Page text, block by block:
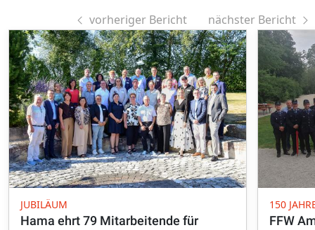
vorheriger Bericht nächster Bericht
JUBILÄUM
Hama ehrt 79 Mitarbeitende für
150
FFW